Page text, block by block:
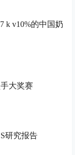
7 k v10%的中国奶
大奖赛
研究报告